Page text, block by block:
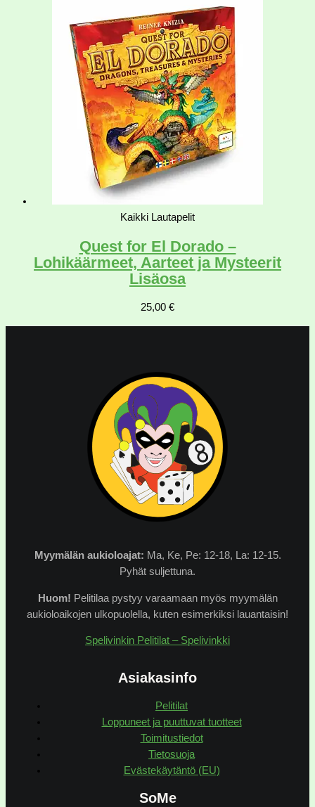
Kaikki Lautapelit
Quest for El Dorado –
Lohikäärmeet, Aarteet ja Mysteerit
Lisäosa
25,00 €
Myymälän aukioloajat: Ma, Ke, Pe: 12-18, La: 12-15.
Pyhät suljettuna.
Huom! Pelitilaa pystyy varaamaan myös myymälän
aukioloaikojen ulkopuolella, kuten esimerkiksi lauantaisin!
Spelivinkin Pelitilat – Spelivinkki
Asiakasinfo
Pelitilat
Loppuneet ja puuttuvat tuotteet
Toimitustiedot
Tietosuoja
Evästekäytäntö (EU)
SoMe